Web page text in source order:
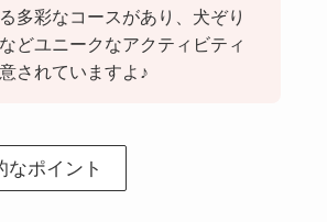
多彩なコースがあり、犬ぞり
どユニークなアクティビティ
されていますよ♪
なポイント